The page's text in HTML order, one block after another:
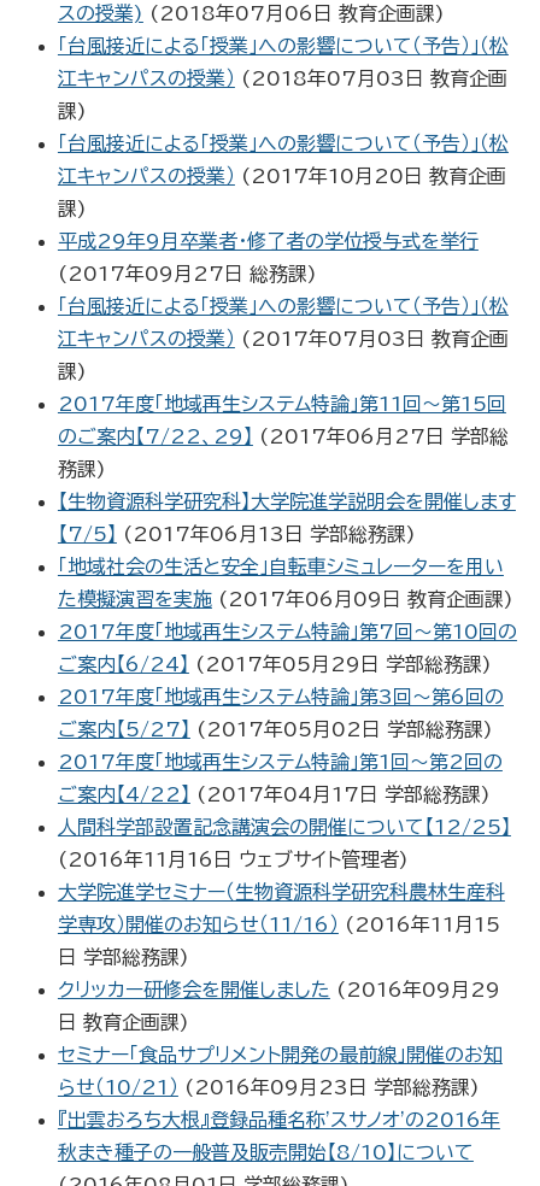
スの授業) ( 2018年07月06日 教育企画課)
「台風接近による「授業」への影響について（予告）」（松
江キャンパスの授業） ( 2018年07月03日 教育企画
課)
「台風接近による「授業」への影響について（予告）」（松
江キャンパスの授業） ( 2017年10月20日 教育企画
課)
平成29年9月卒業者・修了者の学位授与式を挙行
( 2017年09月27日 総務課)
「台風接近による「授業」への影響について（予告）」（松
江キャンパスの授業） ( 2017年07月03日 教育企画
課)
2017年度「地域再生システム特論」第11回～第15回
のご案内【7/22、29】
( 2017年06月27日 学部総
務課)
【生物資源科学研究科】大学院進学説明会を開催します
【7/5】
( 2017年06月13日 学部総務課)
「地域社会の生活と安全」自転車シミュレーターを用い
た模擬演習を実施( 2017年06月09日 教育企画課)
2017年度「地域再生システム特論」第7回～第10回の
ご案内【6/24】
( 2017年05月29日 学部総務課)
2017年度「地域再生システム特論」第3回～第6回の
ご案内【5/27】
( 2017年05月02日 学部総務課)
2017年度「地域再生システム特論」第1回～第2回の
ご案内【4/22】
( 2017年04月17日 学部総務課)
人間科学部設置記念講演会の開催について【12/25】
( 2016年11月16日 ウェブサイト管理者)
大学院進学セミナー（生物資源科学研究科農林生産科
学専攻）開催のお知らせ（11/16） ( 2016年11月15
日 学部総務課)
クリッカー研修会を開催しました ( 2016年09月29
日 教育企画課)
セミナー「食品サプリメント開発の最前線」開催のお知
らせ（10/21） ( 2016年09月23日 学部総務課)
『出雲おろち大根』登録品種名称'スサノオ'の2016年
秋まき種子の一般普及販売開始【8/10】について